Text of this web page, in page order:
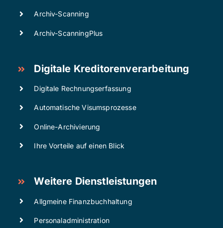
Archiv-Scanning
Archiv-ScanningPlus
Digitale Kreditorenverarbeitung
Digitale Rechnungserfassung
Automatische Visumsprozesse
Online-Archivierung
Ihre Vorteile auf einen Blick
Weitere Dienstleistungen
Allgmeine Finanzbuchhaltung
Personaladministration